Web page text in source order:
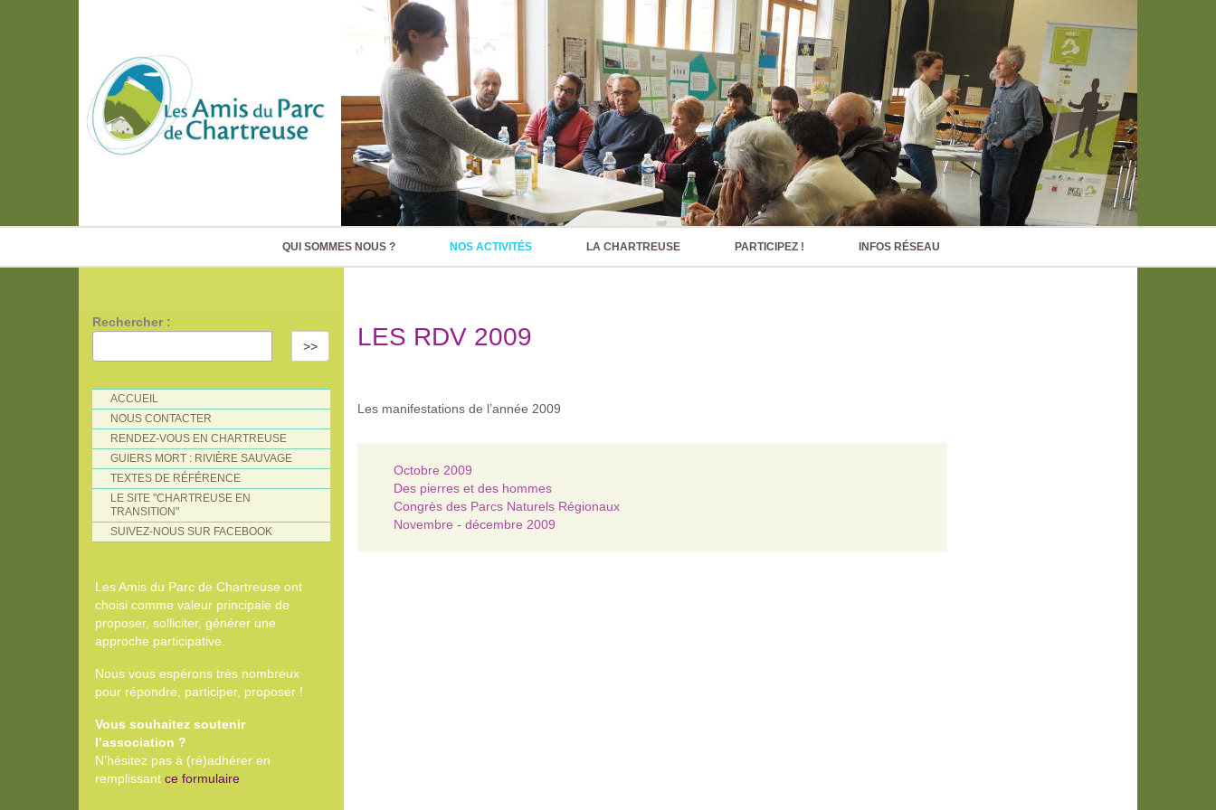
QUI SOMMES NOUS ? NOS ACTIVITÉS LA CHARTREUSE PARTICIPEZ ! INFOS RÉSEAU
LES RDV 2009
Les manifestations de l’année 2009
Octobre 2009
Des pierres et des hommes
Congrès des Parcs Naturels Régionaux
Novembre - décembre 2009
Rechercher :
>>
ACCUEIL
NOUS CONTACTER
RENDEZ-VOUS EN CHARTREUSE
GUIERS MORT : RIVIÈRE SAUVAGE
TEXTES DE RÉFÉRENCE
LE SITE "CHARTREUSE EN
TRANSITION"
SUIVEZ-NOUS SUR FACEBOOK
Les Amis du Parc de Chartreuse ont
choisi comme valeur principale de
proposer, solliciter, générer une
approche participative.
Nous vous espérons très nombreux
pour répondre, participer, proposer !
Vous souhaitez soutenir
l’association ?
N’hésitez pas à (ré)adhérer en
remplissant ce formulaire